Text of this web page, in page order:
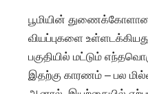
பூமியின் துணைக்கோளான
வியப்புகளை
பகுதியில் மட்டும்
இதற்கு காரணம் – பல